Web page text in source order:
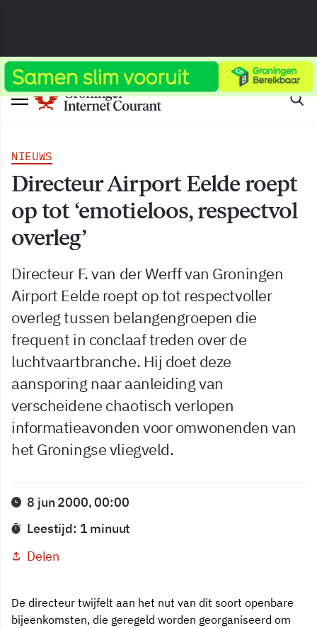
NIEUWS
Directeur Airport Eelde roept
op tot ‘emotieloos, respectvol
overleg’
Directeur F. van der Werff van Groningen
Airport Eelde roept op tot respectvoller
overleg tussen belangengroepen die
frequent in conclaaf treden over de
luchtvaartbranche. Hij doet deze
aansporing naar aanleiding van
verscheidene chaotisch verlopen
informatieavonden voor omwonenden van
het Groningse vliegveld.
8 jun 2000, 00:00
Leestijd: 1 minuut
Delen
De directeur twijfelt aan het nut van dit soort openbare
bijeenkomsten, die geregeld worden georganiseerd om